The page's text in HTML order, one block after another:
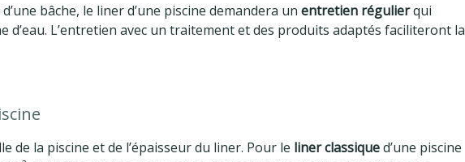
bâche, le liner d’une piscine demandera un entretien régulierqui
L’entretien avec un traitement et des produits adaptés faciliteront la
de la piscine et de l’épaisseur du liner. Pour le liner classiqued’une piscine